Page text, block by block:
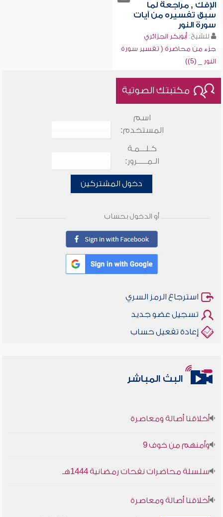
الإفك , مراجعة لما
سبق تفسيره من آيات
سورة النور
للشيخ: أبوبكر الجزائري
جزء من محاضرة ( تفسير سورة
النور _ (5))
مكتبتك الصوتية
اسم
المستخدم:
كـلـــمـة
الـمـــــرور:
دخول المشتركين
أو الدخول بحساب
استرجاع الرمز السري
تسجيل عضو جديد
إعادة تفعيل حساب
البث المباشر
أخلاقنا أصالة ومعاصرة
وأمنهم من خوف 9
سلسلة محاضرات نفحات رمضانية 1444هـ
أخلاقنا أصالة ومعاصرة